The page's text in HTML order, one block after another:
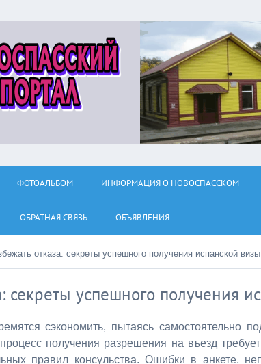
ФОТОАЛЬБОМ ИНФОРМАЦИЯ О НОВОСПАССКОМ
ОБРАТНАЯ СВЯЗЬ ОБЪЯВЛЕНИЯ
отказа: секреты успешного получения испанской визы
секреты успешного получения
сэкономить, пытаясь самостоятельно
получения разрешения на въезд
правил консульства. Ошибки в анкете,